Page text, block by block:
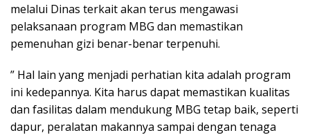
melalui Dinas terkait akan terus mengawasi
pelaksanaan program MBG dan memastikan
pemenuhan gizi benar-benar terpenuhi.
” Hal lain yang menjadi perhatian kita adalah program
ini kedepannya. Kita harus dapat memastikan kualitas
dan fasilitas dalam mendukung MBG tetap baik, seperti
dapur, peralatan makannya sampai dengan tenaga